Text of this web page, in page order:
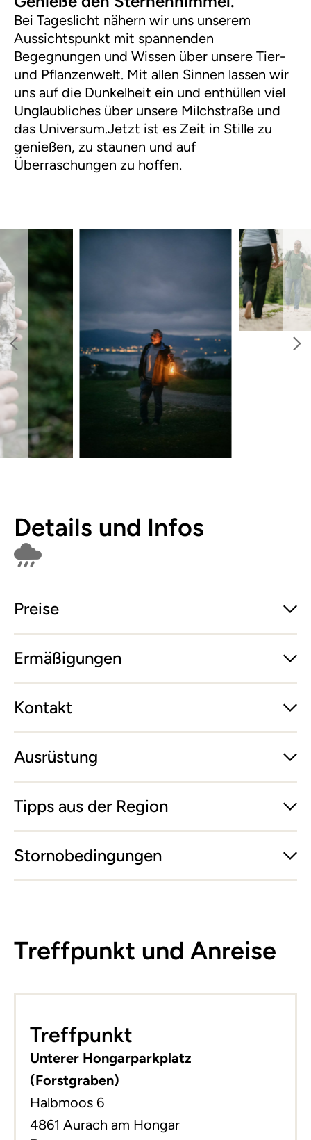
Bei Tageslicht nähern wir uns unserem
Aussichtspunkt mit spannenden
Begegnungen und Wissen über unsere Tier-
und Pflanzenwelt. Mit allen Sinnen lassen wir
uns auf die Dunkelheit ein und enthüllen viel
Unglaubliches über unsere Milchstraße und
das Universum.Jetzt ist es Zeit in Stille zu
genießen, zu staunen und auf
Überraschungen zu hoffen.
Details und Infos
Findet bei Schlechtwetter nicht statt
Preise
Ermäßigungen
Kontakt
Ausrüstung
Tipps aus der Region
Stornobedingungen
Treffpunkt und Anreise
−
Treffpunkt
Unterer Hongarparkplatz
(Forstgraben)
Halbmoos 6
4861 Aurach am Hongar